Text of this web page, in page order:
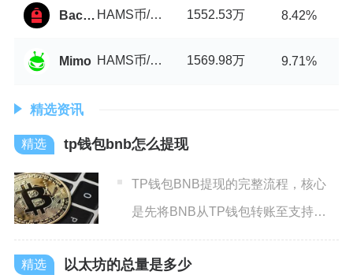
Backpack HAMS币/USDT 1552.53万 8.42%
Mimo HAMS币/USDT 1569.98万 9.71%
精选资讯
tp钱包bnb怎么提现
TP钱包BNB提现的完整流程，核心
是先将BNB从TP钱包转账至支持
BNB交易的中心化交易所
以太坊的总量是多少